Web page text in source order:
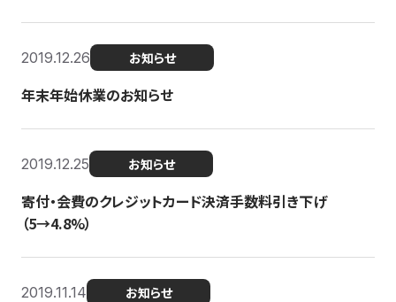
2019.12.26 お知らせ
年末年始休業のお知らせ
2019.12.25 お知らせ
寄付・会費のクレジットカード決済手数料引き下げ
（5→4.8%）
2019.11.14 お知らせ